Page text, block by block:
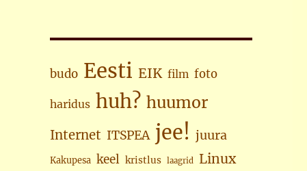
budo Eesti EIK film foto
haridus huh? huumor
Internet ITSPEA jee! juura
Kakupesa keel kristlus laagrid Linux